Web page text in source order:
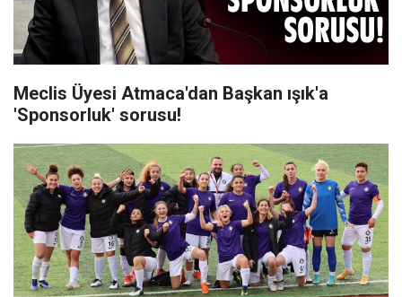
Meclis Üyesi Atmaca'dan Başkan ışık'a
'Sponsorluk' sorusu!